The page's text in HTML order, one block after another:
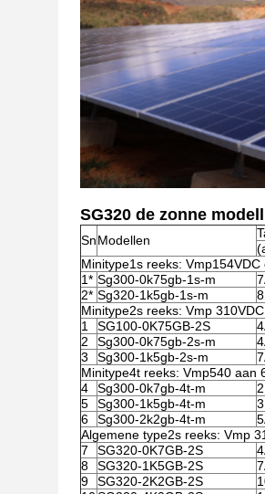
SG320 de zonne
SnModellen
Minitype1s reeks:
1* Sg300-0k75gb-1s-m
2* Sg320-1k5gb-1s-m
Minitype2s reeks: Vmp
1
SG100-0K75GB-2S
2
Sg300-0k75gb-2s-m
3
Sg300-1k5gb-2s-m
Minitype4t reeks: Vmp540 aan
4
Sg300-0k7gb-4t-m
5
Sg300-1k5gb-4t-m
6
Sg300-2k2gb-4t-m
Algemene type2s reeks: Vmp
7
SG320-0K7GB-2S
8
SG320-1K5GB-2S
9
SG320-2K2GB-2S